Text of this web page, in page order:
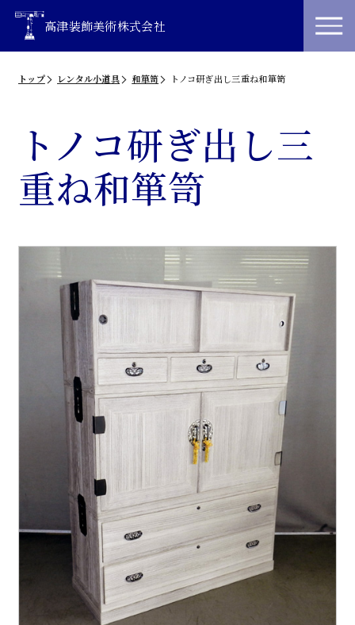
高津装飾美術株式会社
トップ レンタル小道具 和箪笥 トノコ研ぎ出し三重ね和箪笥
トノコ研ぎ出し三
重ね和箪笥